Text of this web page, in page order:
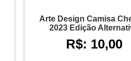
Arte Design Camisa
2023 Edição
R$: 10,00